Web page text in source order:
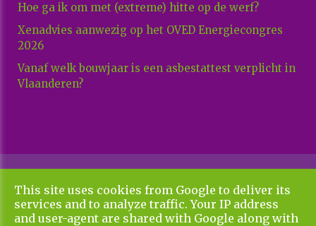
Hoe ga ik om met (extreme) hitte op de werf?
Xenadvies aanwezig op het OVED Energiecongres
2026
Vanaf welk bouwjaar is een asbestattest verplicht in
Vlaanderen?
Algemene voorwaarden en privacy policy
UP-TO-DATE WebDesign
This site uses cookies from Google to deliver its
services and to analyze traffic. Your IP address
and user-agent are shared with Google along with